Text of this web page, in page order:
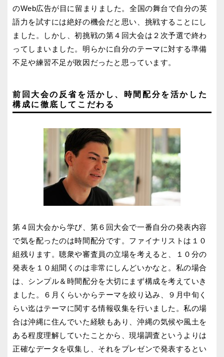
のWeb広告が目に留まりました。全国の舞台で自分の英
語力を試すには絶好の機会だと思い、挑戦することにし
ました。しかし、初挑戦の第４回大会は２次予選で終わ
ってしまいました。明らかに自分のテーマに対する準備
不足や練習不足が敗因だったと思っています。
前回大会の反省を活かし、時間配分を活かした
構成に徹底してこだわる
第４回大会から学び、第６回大会で一番自分の発表内容
で気を配ったのは時間配分です。ファイナリストは１０
組残ります。聴衆や審査員の立場を考えると、１０分の
発表を１０組聞くのは非常にしんどいかなと。私の場合
は、シンプル＆時間配分を大切にまず構成を考えていき
ました。６月くらいからテーマを絞り込み、９月中旬く
らい迄はテーマに関する情報収集を行いました。私の場
合は沖縄に住んでいた経験もあり、沖縄の気候や風土を
ある程度理解していたことから、現場調査というよりは
正確なデータを収集し、それをプレゼンで発表するとい